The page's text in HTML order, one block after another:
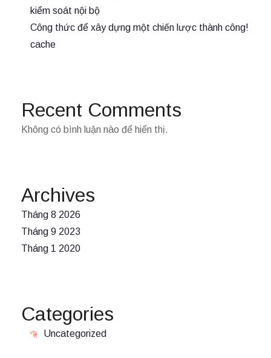
kiểm soát nội bộ
Công thức để xây dựng một chiến lược thành công!
cache
Recent Comments
Không có bình luận nào để hiển thị.
Archives
Tháng 8 2026
Tháng 9 2023
Tháng 1 2020
Categories
Uncategorized